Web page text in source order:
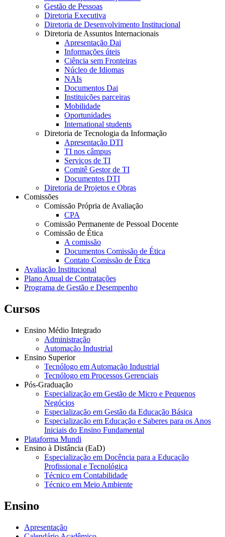
Gestão de Pessoas
Diretoria Executiva
Diretoria de Desenvolvimento Institucional
Diretoria de Assuntos Internacionais
Apresentação Dai
Informações úteis
Ciência sem Fronteiras
Núcleo de Idiomas
NAIs
Documentos Dai
Instituições parceiras
Mobilidade
Oportunidades
International students
Diretoria de Tecnologia da Informação
Apresentação DTI
TI nos câmpus
Serviços de TI
Comitê Gestor de TI
Documentos DTI
Diretoria de Projetos e Obras
Comissões
Comissão Própria de Avaliação
CPA
Comissão Permanente de Pessoal Docente
Comissão de Ética
A comissão
Documentos Comissão de Ética
Contato Comissão de Ética
Avaliação Institucional
Plano Anual de Contratações
Programa de Gestão e Desempenho
Cursos
Ensino Médio Integrado
Administração
Automação Industrial
Ensino Superior
Tecnólogo em Automação Industrial
Tecnólogo em Processos Gerenciais
Pós-Graduação
Especialização em Gestão de Micro e Pequenos
Negócios
Especialização em Gestão da Educação Básica
Especialização em Educação e Saberes para os Anos
Iniciais do Ensino Fundamental
Plataforma Mundi
Ensino à Distância (EaD)
Especialização em Docência para a Educação
Profissional e Tecnológica
Técnico em Contabilidade
Técnico em Meio Ambiente
Ensino
Apresentação